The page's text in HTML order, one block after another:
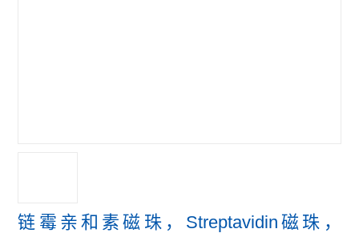
链霉亲和素磁珠，Streptavidin磁珠，